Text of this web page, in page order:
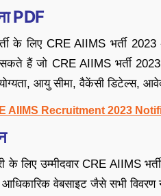
PDF
के लिए CRE AIIMS भर्ती 2023
हैं जो CRE AIIMS भर्ती
आयु सीमा, वैकेंसी डिटेल्स,
AIIMS Recruitment 2023
लिए उम्मीदवार CRE AIIMS
वेबसाइट जैसे सभी विवरण